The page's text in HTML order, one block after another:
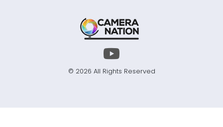
© 2026 All Rights Reserved